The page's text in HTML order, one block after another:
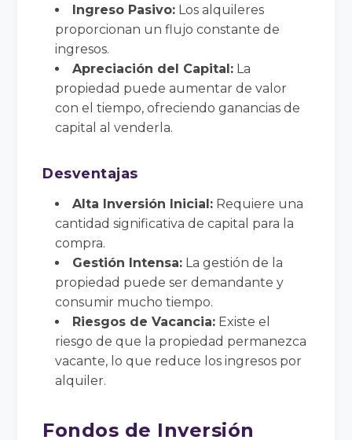
Ingreso Pasivo: Los alquileres
proporcionan un flujo constante de
ingresos.
Apreciación del Capital: La
propiedad puede aumentar de valor
con el tiempo, ofreciendo ganancias de
capital al venderla.
Desventajas
Alta Inversión Inicial: Requiere una
cantidad significativa de capital para la
compra.
Gestión Intensa: La gestión de la
propiedad puede ser demandante y
consumir mucho tiempo.
Riesgos de Vacancia: Existe el
riesgo de que la propiedad permanezca
vacante, lo que reduce los ingresos por
alquiler.
Fondos de Inversión